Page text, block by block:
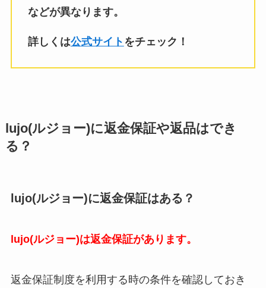
などが異なります。
詳しくは公式サイト をチェック！
lujo(ルジョー)に返金保証や返品はでき
る？
lujo(ルジョー)に返金保証はある？
lujo(ルジョー)は返金保証があります。
返金保証制度を利用する時の条件を確認しておき